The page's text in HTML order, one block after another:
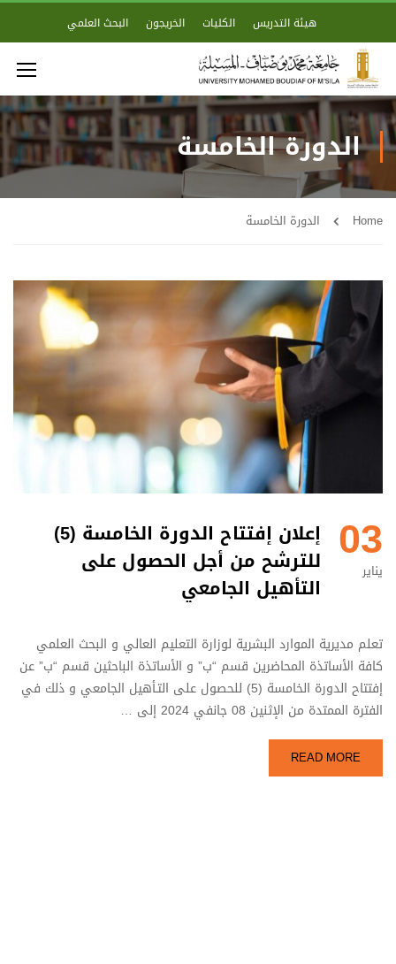
هيئة التدريس الكليات الخريجون البحث العلمي
الدورة الخامسة
Home الدورة الخامسة
03
يناير
إعلان إفتتاح الدورة الخامسة (5)
للترشح من أجل الحصول على
التأهيل الجامعي
تعلم مديرية الموارد البشرية لوزارة التعليم العالي و البحث العلمي
كافة الأساتذة المحاضرين قسم “ب” و الأساتذة الباحثين قسم “ب” عن
إفتتاح الدورة الخامسة (5) للحصول على التـأهيل الجامعي و ذلك في
الفترة الممتدة من الإثنين 08 جانفي 2024 إلى …
READ MORE